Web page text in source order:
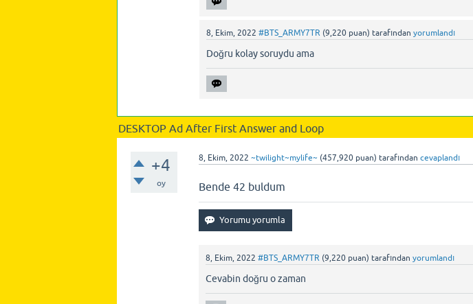
8, Ekim, 2022 #BTS_ARMY7TR (9,220puan) tarafından yorumlandı
Doğru kolay soruydu ama
DESKTOP Ad After First Answer and Loop
+4
oy
8, Ekim, 2022 ~twilight~mylife~ (457,920 puan) tarafından cevaplandı
Bende 42 buldum
8, Ekim, 2022 #BTS_ARMY7TR (9,220 puan) tarafından yorumlandı
Cevabin doğru o zaman